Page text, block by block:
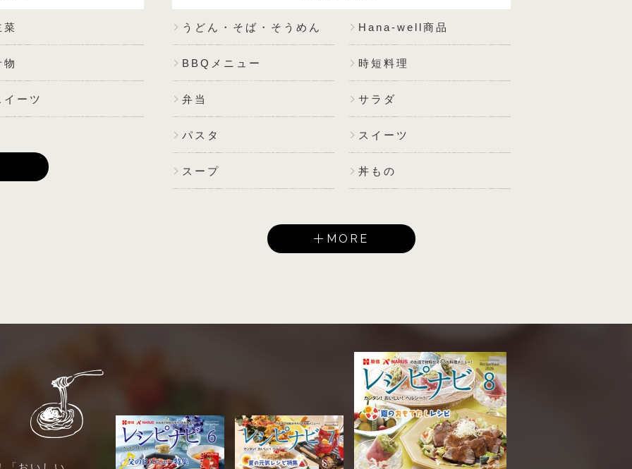
菜
物
イーツ
うどん・そば・そうめん Hana-well商品
BBQメニュー 時短料理
弁当 サラダ
パスタ スイーツ
スープ 丼もの
MORE